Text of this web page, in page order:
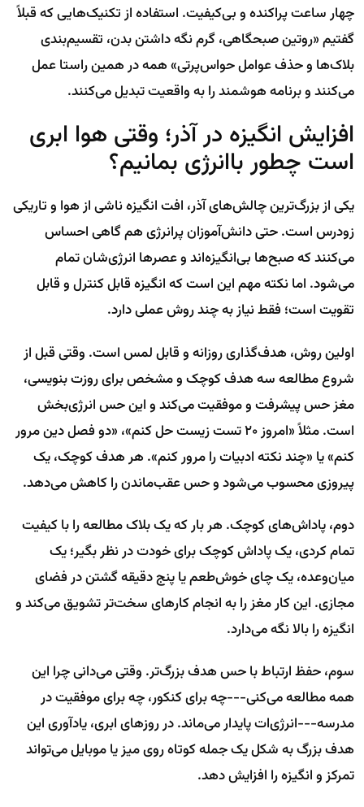
چهار ساعت پراکنده و بی‌کیفیت. استفاده از تکنیک‌هایی که قبلاً
گفتیم «روتین صبحگاهی، گرم نگه داشتن بدن، تقسیم‌بندی
بلاک‌ها و حذف عوامل حواس‌پرتی» همه در همین راستا عمل
می‌کنند و برنامه هوشمند را به واقعیت تبدیل می‌کنند.
افزایش انگیزه در آذر؛ وقتی هوا ابری
است چطور باانرژی بمانیم؟
یکی از بزرگ‌ترین چالش‌های آذر، افت انگیزه ناشی از هوا و تاریکی
زودرس است. حتی دانش‌آموزان پرانرژی هم گاهی احساس
می‌کنند که صبح‌ها بی‌انگیزه‌اند و عصرها انرژی‌شان تمام
می‌شود. اما نکته مهم این است که انگیزه قابل کنترل و قابل
تقویت است؛ فقط نیاز به چند روش عملی دارد.
اولین روش، هدف‌گذاری روزانه و قابل لمس است. وقتی قبل از
شروع مطالعه سه هدف کوچک و مشخص برای روزت بنویسی،
مغز حس پیشرفت و موفقیت می‌کند و این حس انرژی‌بخش
است. مثلاً «امروز ۲۰ تست زیست حل کنم»، «دو فصل دین مرور
کنم» یا «چند نکته ادبیات را مرور کنم». هر هدف کوچک، یک
پیروزی محسوب می‌شود و حس عقب‌ماندن را کاهش می‌دهد.
دوم، پاداش‌های کوچک. هر بار که یک بلاک مطالعه را با کیفیت
تمام کردی، یک پاداش کوچک برای خودت در نظر بگیر؛ یک
میان‌وعده، یک چای خوش‌طعم یا پنج دقیقه گشتن در فضای
مجازی. این کار مغز را به انجام کارهای سخت‌تر تشویق می‌کند و
انگیزه را بالا نگه می‌دارد.
سوم، حفظ ارتباط با حس هدف بزرگ‌تر. وقتی می‌دانی چرا این
همه مطالعه می‌کنی---چه برای کنکور، چه برای موفقیت در
مدرسه---انرژی‌ات پایدار می‌ماند. در روزهای ابری، یادآوری این
هدف بزرگ به شکل یک جمله کوتاه روی میز یا موبایل می‌تواند
تمرکز و انگیزه را افزایش دهد.